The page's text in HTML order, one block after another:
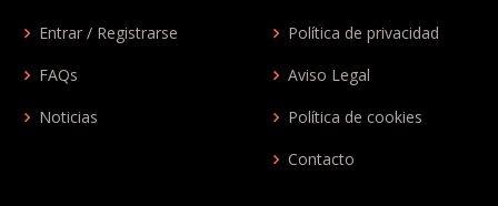
Entrar / Registrarse
FAQs
Noticias
Política de privacidad
Aviso Legal
Política de cookies
Contacto